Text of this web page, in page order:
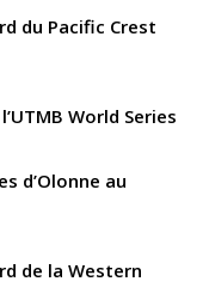
du Pacific Crest
World Series
d’Olonne au
de la Western